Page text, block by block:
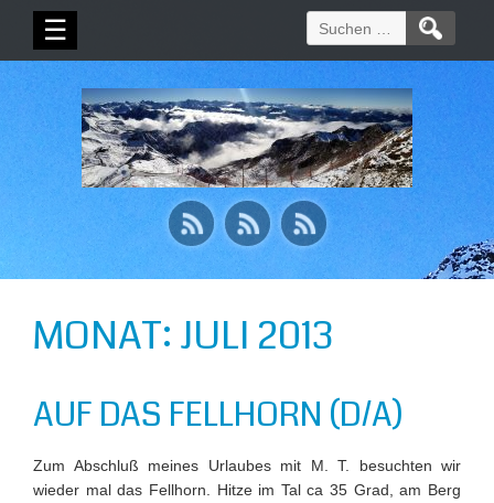
☰
Suchen
nach:
MONAT: JULI 2013
AUF DAS FELLHORN (D/A)
Zum Abschluß meines Urlaubes mit M. T. besuchten wir
wieder mal das Fellhorn. Hitze im Tal ca 35 Grad, am Berg